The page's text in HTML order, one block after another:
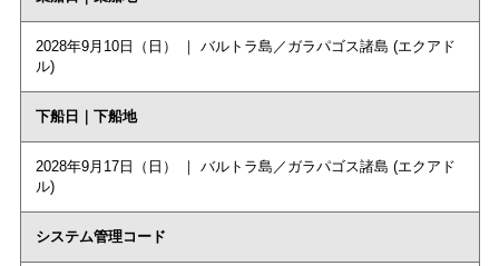
2028年9月10日（日） ｜ バルトラ島／ガラパゴス諸島 (エクアド
ル)
下船日｜下船地
2028年9月17日（日） ｜ バルトラ島／ガラパゴス諸島 (エクアド
ル)
システム管理コード